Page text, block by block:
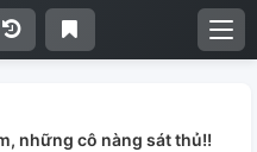
những cô nàng sát thủ!!